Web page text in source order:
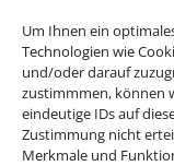
Um Ihnen ein
Technologien wie
und/oder darauf
zustimmmen, können
eindeutige IDs auf
Zustimmung nicht
Merkmale und